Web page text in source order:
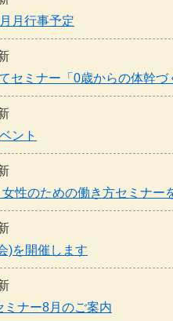
月行事予定
セミナー「0歳からの体幹づ
ント
性のための働き方セミナー
)を開催します
ナー8月のご案内